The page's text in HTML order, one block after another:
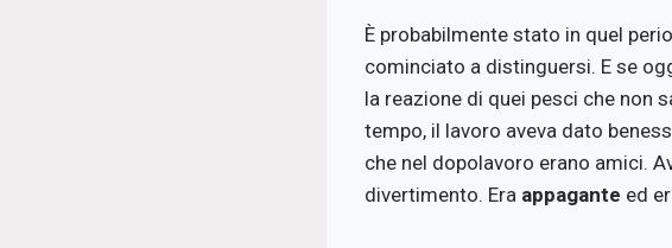
È probabilmente stato in quel
cominciato a distinguersi. E se
la reazione di quei pesci che non
tempo, il lavoro aveva dato
che nel dopolavoro erano amici.
divertimento. Era appagante ed